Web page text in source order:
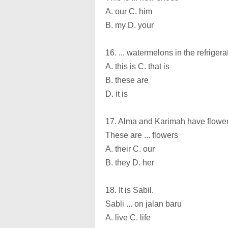
A. our C. him
B. my D. your
16. ... watermelons in the
A. this is C. that is
B. these are
D. it is
17. Alma and Karimah have
These are ... flowers
A. their C. our
B. they D. her
18. It is Sabil.
Sabli ... on jalan baru
A. live C. life